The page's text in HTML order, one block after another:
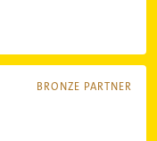
BRONZE PARTNER